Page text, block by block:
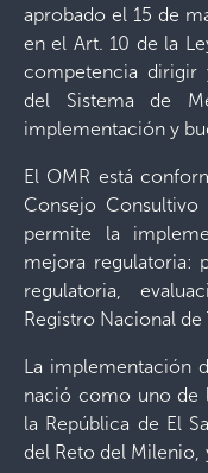
aprobado el 15 de
en el Art. 10 de la
competencia dirigir
del Sistema de
implementación y
El OMR está
Consejo
permite la
mejora regulatoria:
regulatoria,
Registro Nacional de
La implementación
nació como uno de
la República de El
del Reto del